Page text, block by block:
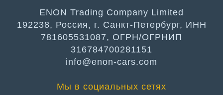
ENON Trading Company Limited
192238, Россия, г. Санкт-Петербург, ИНН
781605531087, ОГРН/ОГРНИП
316784700281151
info@enon-cars.com
Мы в социальных сетях